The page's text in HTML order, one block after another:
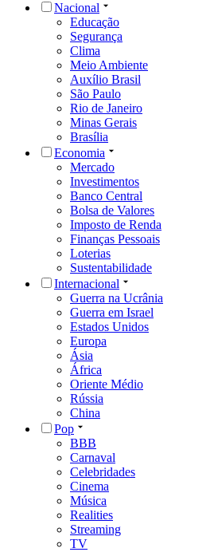
Nacional
Educação
Segurança
Clima
Meio Ambiente
Auxílio Brasil
São Paulo
Rio de Janeiro
Minas Gerais
Brasília
Economia
Mercado
Investimentos
Banco Central
Bolsa de Valores
Imposto de Renda
Finanças Pessoais
Loterias
Sustentabilidade
Internacional
Guerra na Ucrânia
Guerra em Israel
Estados Unidos
Europa
Ásia
África
Oriente Médio
Rússia
China
Pop
BBB
Carnaval
Celebridades
Cinema
Música
Realities
Streaming
TV